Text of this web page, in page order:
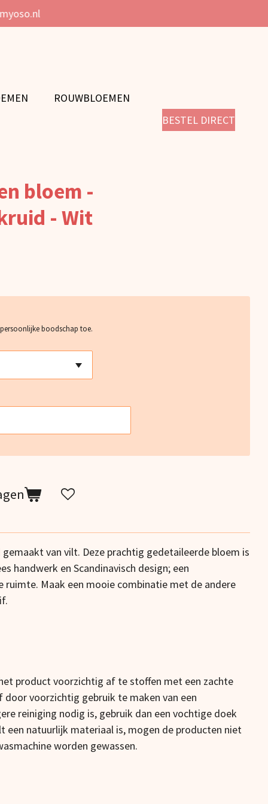
ROUWBLOEMEN
BESTEL DIRECT
bloem -
- Wit
boodschap toe.
gemaakt van vilt. Deze prachtig gedetaileerde bloem is
handwerk en Scandinavisch design; een
ruimte. Maak een mooie combinatie met de andere
product voorzichtig af te stoffen met een zachte
door voorzichtig gebruik te maken van een
reiniging nodig is, gebruik dan een vochtige doek
een natuurlijk materiaal is, mogen de producten niet
worden gewassen.